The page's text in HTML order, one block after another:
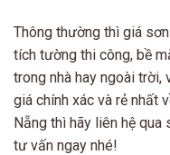
Thông thường thì giá
tích tường thi công, bề
trong nhà hay ngoài
giá chính xác và rẻ nhất
Nẵng thì hãy liên hệ qua
tư vấn ngay nhé!